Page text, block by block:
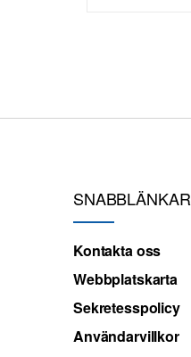
SNABBLÄNKAR
Kontakta oss
Webbplatskarta
Sekretesspolicy
Användarvillkor